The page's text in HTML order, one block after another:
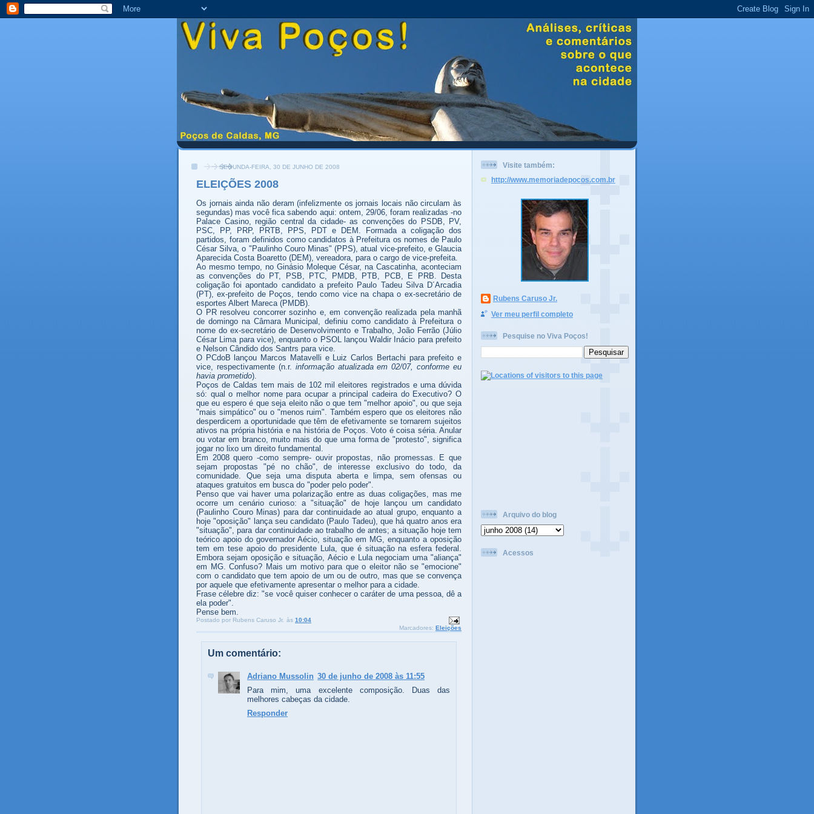
SEGUNDA-FEIRA, 30 DE JUNHO DE 2008
ELEIÇÕES 2008
Os jornais ainda não deram (infelizmente os jornais locais não circulam às
segundas) mas você fica sabendo aqui: ontem, 29/06, foram realizadas -no
Palace Casino, região central da cidade- as convenções do PSDB, PV,
PSC, PP, PRP, PRTB, PPS, PDT e DEM. Formada a coligação dos
partidos, foram definidos como candidatos à Prefeitura os nomes de Paulo
César Silva, o "Paulinho Couro Minas" (PPS), atual vice-prefeito, e Glaucia
Aparecida Costa Boaretto (DEM), vereadora, para o cargo de vice-prefeita.
Ao mesmo tempo, no Ginásio Moleque César, na Cascatinha, aconteciam
as convenções do PT, PSB, PTC, PMDB, PTB, PCB, E PRB. Desta
coligação foi apontado candidato a prefeito Paulo Tadeu Silva D´Arcadia
(PT), ex-prefeito de Poços, tendo como vice na chapa o ex-secretário de
esportes Albert Mareca (PMDB).
O PR resolveu concorrer sozinho e, em convenção realizada pela manhã
de domingo na Câmara Municipal, definiu como candidato à Prefeitura o
nome do ex-secretário de Desenvolvimento e Trabalho, João Ferrão (Júlio
César Lima para vice), enquanto o PSOL lançou Waldir Inácio para prefeito
e Nelson Cândido dos Santrs para vice.
O PCdoB lançou Marcos Matavelli e Luiz Carlos Bertachi para prefeito e
vice, respectivamente (n.r. informação atualizada em 02/07, conforme eu
havia prometido).
Poços de Caldas tem mais de 102 mil eleitores registrados e uma dúvida
só: qual o melhor nome para ocupar a principal cadeira do Executivo? O
que eu espero é que seja eleito não o que tem "melhor apoio", ou que seja
"mais simpático" ou o "menos ruim". Também espero que os eleitores não
desperdicem a oportunidade que têm de efetivamente se tornarem sujeitos
ativos na própria história e na história de Poços. Voto é coisa séria. Anular
ou votar em branco, muito mais do que uma forma de "protesto", significa
jogar no lixo um direito fundamental.
Em 2008 quero -como sempre- ouvir propostas, não promessas. E que
sejam propostas "pé no chão", de interesse exclusivo do todo, da
comunidade. Que seja uma disputa aberta e limpa, sem ofensas ou
ataques gratuitos em busca do "poder pelo poder".
Penso que vai haver uma polarização entre as duas coligações, mas me
ocorre um cenário curioso: a "situação" de hoje lançou um candidato
(Paulinho Couro Minas) para dar continuidade ao atual grupo, enquanto a
hoje "oposição" lança seu candidato (Paulo Tadeu), que há quatro anos era
"situação", para dar continuidade ao trabalho de antes; a situação hoje tem
teórico apoio do governador Aécio, situação em MG, enquanto a oposição
tem em tese apoio do presidente Lula, que é situação na esfera federal.
Embora sejam oposição e situação, Aécio e Lula negociam uma "aliança"
em MG. Confuso? Mais um motivo para que o eleitor não se "emocione"
com o candidato que tem apoio de um ou de outro, mas que se convença
por aquele que efetivamente apresentar o melhor para a cidade.
Frase célebre diz: "se você quiser conhecer o caráter de uma pessoa, dê a
ela poder".
Pense bem.
Postado por Rubens Caruso Jr. às 10:04
Marcadores: Eleições
Um comentário:
Adriano Mussolin 30 de junho de 2008 às 11:55
Para mim, uma excelente composição. Duas das
melhores cabeças da cidade.
Responder
Visite também:
http://www.memoriadepocos.com.br
Rubens Caruso Jr.
Ver meu perfil completo
Pesquise no Viva Poços!
Arquivo do blog
Acessos